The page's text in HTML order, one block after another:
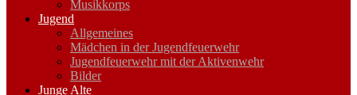
Musikkorps
Jugend
Allgemeines
Mädchen in der Jugendfeuerwehr
Jugendfeuerwehr mit der Aktivenwehr
Bilder
Junge Alte